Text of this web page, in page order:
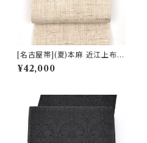
[名古屋帯](夏)本麻 近江上布
川口織物 謹製 八寸帯 日本製
(商品番号:21716)
¥42,000